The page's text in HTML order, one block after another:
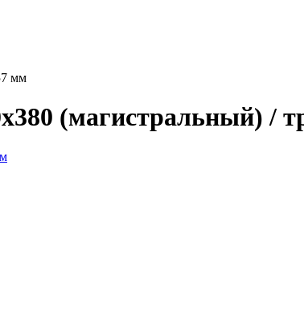
мм
(магистральный) /